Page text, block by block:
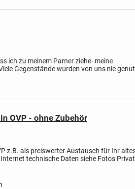
ich zu meinem Parner ziehe- meine
Gegenstände wurden von uns nie
OVP - ohne Zubehör
z.B. als preiswerter Austausch für Ihr
technische Daten siehe Fotos
jeglicher...